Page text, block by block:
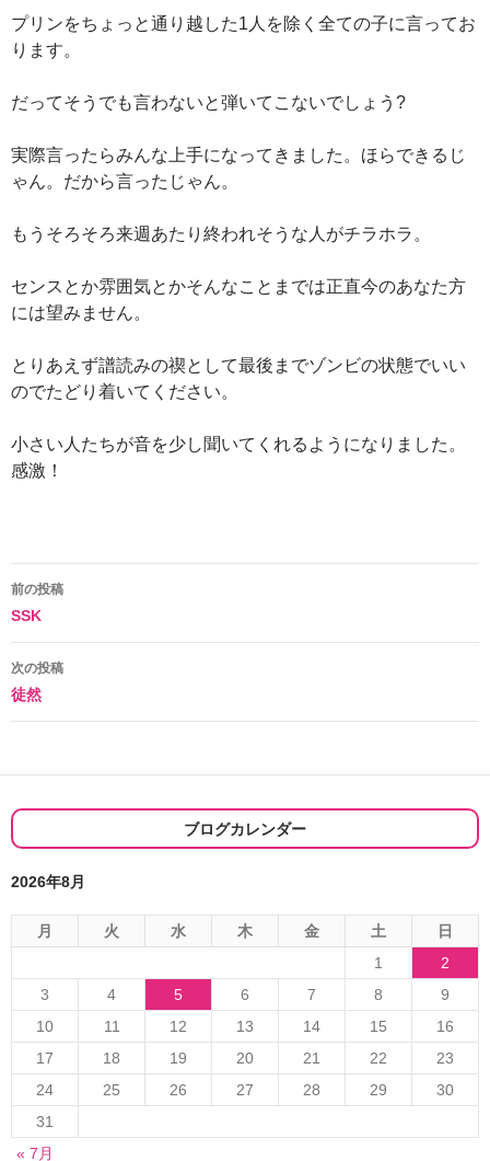
プリンをちょっと通り越した1人を除く全ての子に言ってお
ります。
だってそうでも言わないと弾いてこないでしょう?
実際言ったらみんな上手になってきました。ほらできるじ
ゃん。だから言ったじゃん。
もうそろそろ来週あたり終われそうな人がチラホラ。
センスとか雰囲気とかそんなことまでは正直今のあなた方
には望みません。
とりあえず譜読みの禊として最後までゾンビの状態でいい
のでたどり着いてください。
小さい人たちが音を少し聞いてくれるようになりました。
感激！
投
稿
ナ
ビ
ー
シ
ョ
ン
前の投稿
SSK
次の投稿
徒然
ブログカレンダー
2026年8月
月 火 水 木 金 土
日
1
2
3
4 5 6 7 8
9
10
11 12 13 14 15
16
17
18 19 20 21 22
23
24
25 26 27 28 29
30
31
« 7月